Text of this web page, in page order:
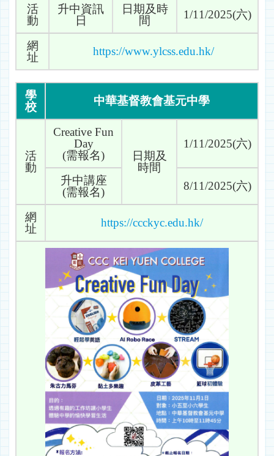
活
動
升中資訊
日
日期及時
間
1/11/2025(六)
網
址
https://www.ylcss.edu.hk/
學
校
中華基督教會基元中學
活
動
Creative Fun
Day
(需報名)
日期及
時間
1/11/2025(六)
升中講座
(需報名)
8/11/2025(六)
網
址
https://ccckyc.edu.hk/